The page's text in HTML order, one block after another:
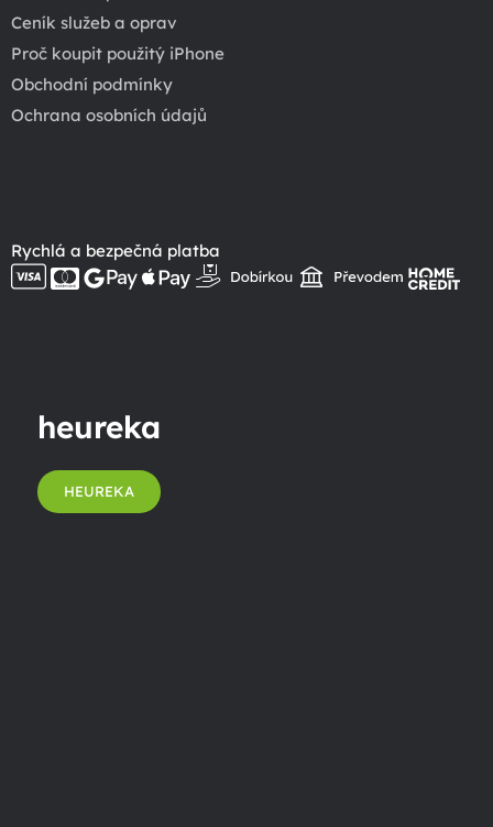
Ceník služeb a oprav
Proč koupit použitý iPhone
Obchodní podmínky
Ochrana osobních údajů
Rychlá a bezpečná platba
heureka
HEUREKA